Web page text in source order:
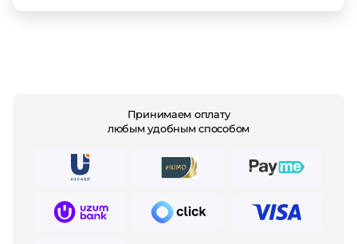
Принимаем оплату
любым удобным способом